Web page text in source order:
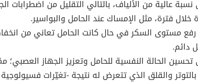
عالية من الألياف، بالتالي التقليل من اضطرابات
خلال فترة، مثل الإمساك عند الحامل والبواسير.
مستوى السكر في حال كانت الحامل تعاني من
دائم.
الحالة النفسية للحامل وتعزيز الجهاز العصبي؛
والقلق الذي تتعرض له نتيجة -تغيّرات